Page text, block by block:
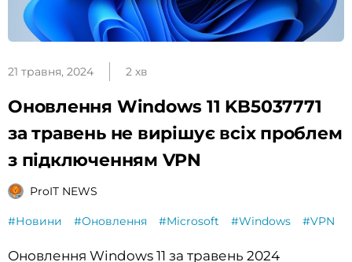
21 травня, 2024 2 хв
Оновлення Windows 11 KB5037771
за травень не вирішує всіх проблем
з підключенням VPN
ProIT NEWS
#Новини #Оновлення #Microsoft #Windows #VPN
Оновлення Windows 11 за травень 2024